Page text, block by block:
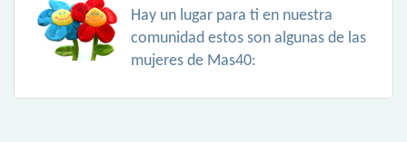
Hay un lugar para ti en nuestra
comunidad estos son algunas de las
mujeres de Mas40: